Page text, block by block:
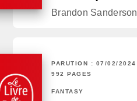
Brandon Sanderson
PARUTION : 07/02/2024
992 PAGES
FANTASY